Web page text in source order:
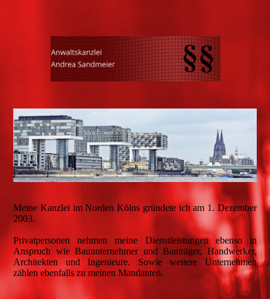
Meine Kanzlei im Norden Kölns gründete ich am 1. Dezember
2003.
Privatpersonen nehmen meine Dienstleistungen ebenso in
Anspruch wie Bauunternehmer und Bauträger, Handwerker,
Architekten und Ingenieure. Sowie weitere Unternehmen
zählen ebenfalls zu meinen Mandanten.